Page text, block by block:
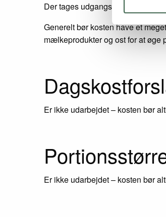
Der tages udgangspunkt i
Generelt bør kosten have et
mælkeprodukter og ost for at øge
Er ikke udarbejdet – kosten bør
Er ikke udarbejdet – kosten bør